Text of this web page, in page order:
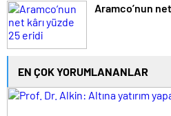
Aramco’nun
EN ÇOK YORUMLANANLAR